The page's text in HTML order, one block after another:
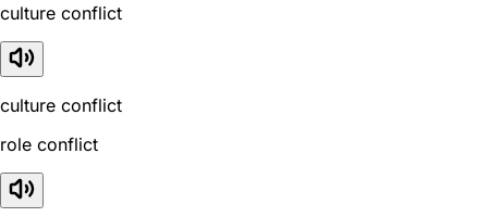
culture conflict
culture conflict
role conflict